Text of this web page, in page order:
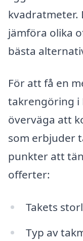
kvadratmeter.
jämföra olika
bästa
För att få en
takrengöring i
överväga att
som erbjuder
punkter att
offerter:
Takets
Typ av